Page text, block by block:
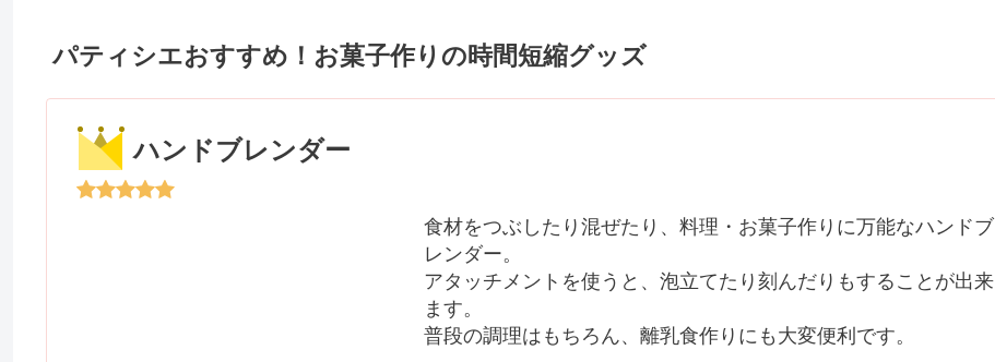
パティシエおすすめ！お菓子作りの時間短縮グッズ
ハンドブレンダー
食材をつぶしたり混ぜたり、料理・お菓子作りに万能なハンドブ
レンダー。
アタッチメントを使うと、泡立てたり刻んだりもすることが出来
ます。
普段の調理はもちろん、離乳食作りにも大変便利です。